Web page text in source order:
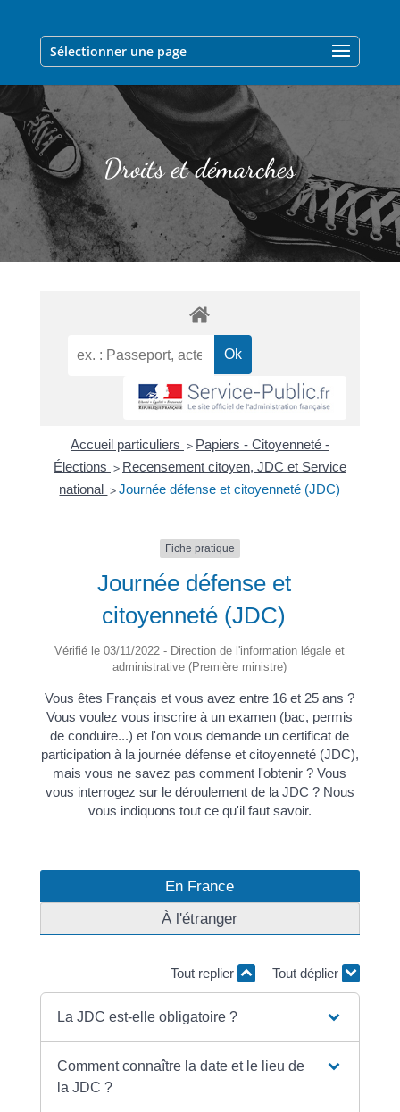
Sélectionner une page
Droits et démarches
Accueil particuliers > Papiers - Citoyenneté -
Élections > Recensement citoyen, JDC et Service
national > Journée défense et citoyenneté (JDC)
Fiche pratique
Journée défense et
citoyenneté (JDC)
Vérifié le 03/11/2022 - Direction de l'information légale et
administrative (Première ministre)
Vous êtes Français et vous avez entre 16 et 25 ans ?
Vous voulez vous inscrire à un examen (bac, permis
de conduire...) et l'on vous demande un certificat de
participation à la journée défense et citoyenneté (JDC),
mais vous ne savez pas comment l'obtenir ? Vous
vous interrogez sur le déroulement de la JDC ? Nous
vous indiquons tout ce qu'il faut savoir.
En France
À l'étranger
Tout replier Tout déplier
La JDC est-elle obligatoire ?
Comment connaître la date et le lieu de
la JDC ?